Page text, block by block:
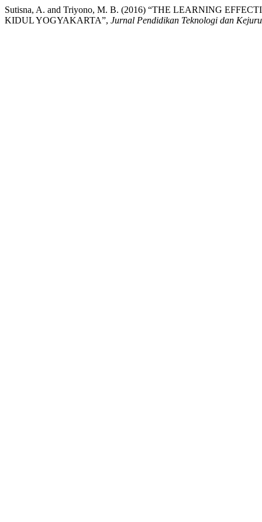
Sutisna, A. and Triyono, M. B. (2016) “THE LEARNING
KIDUL YOGYAKARTA”, Jurnal Pendidikan Teknologi dan